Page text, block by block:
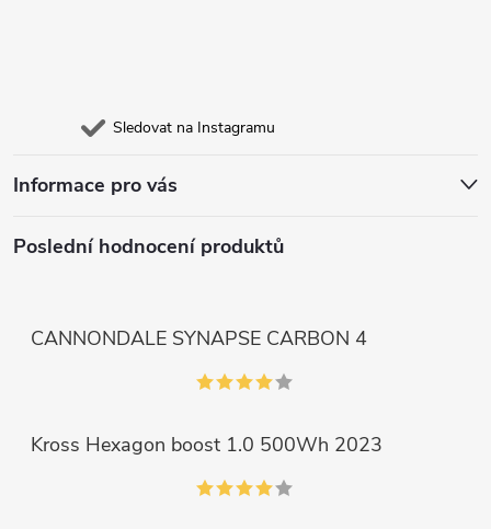
Sledovat na Instagramu
Informace pro vás
Poslední hodnocení produktů
CANNONDALE SYNAPSE CARBON 4
Kross Hexagon boost 1.0 500Wh 2023